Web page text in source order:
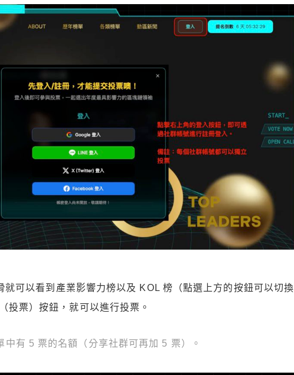
就可以看到產業影響力榜以及 KOL 榜（點選上方的按鈕可以切換
投票）按鈕，就可以進行投票。
有 5 票的名額（分享社群可再加 5 票）。